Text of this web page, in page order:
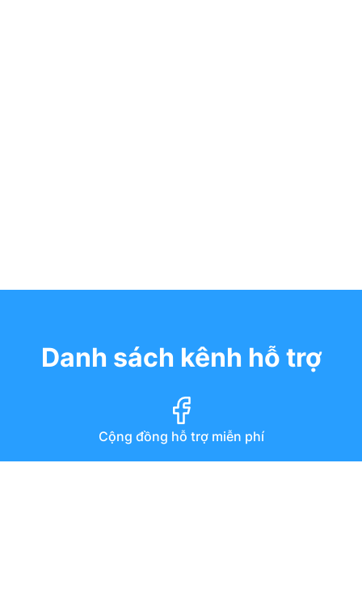
Danh sách kênh hỗ trợ
Cộng đồng hỗ trợ miễn phí